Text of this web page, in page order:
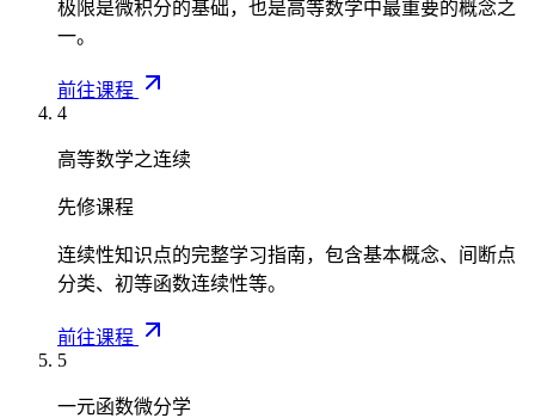
极限是微积分的基础，也是高等数学中最重要的概念之
一。
前往课程
4
高等数学之连续
先修课程
连续性知识点的完整学习指南，包含基本概念、间断点
分类、初等函数连续性等。
前往课程
5
一元函数微分学